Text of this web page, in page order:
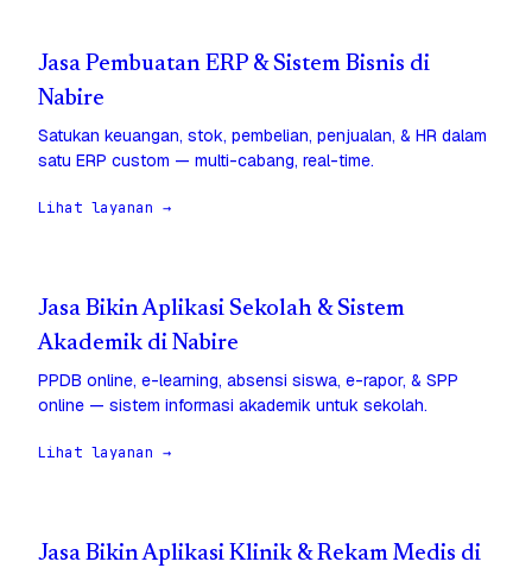
Jasa Pembuatan ERP & Sistem Bisnis di
Nabire
Satukan keuangan, stok, pembelian, penjualan, & HR dalam
satu ERP custom — multi-cabang, real-time.
Lihat layanan →
Jasa Bikin Aplikasi Sekolah & Sistem
Akademik di Nabire
PPDB online, e-learning, absensi siswa, e-rapor, & SPP
online — sistem informasi akademik untuk sekolah.
Lihat layanan →
Jasa Bikin Aplikasi Klinik & Rekam Medis di